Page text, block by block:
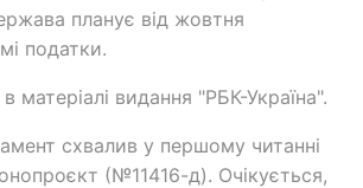
планує від жовтня
податки.
матеріалі видання "РБК-Україна".
схвалив у першому читанні
(№11416-д). Очікується,